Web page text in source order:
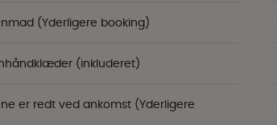
(Yderligere booking)
(inkluderet)
er redt ved ankomst (Yderligere